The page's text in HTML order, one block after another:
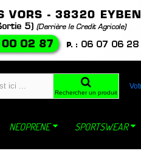
Rechercher un produit
NEOPRENE SPORTSWEAR